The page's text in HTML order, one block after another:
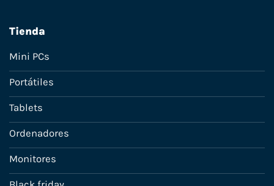
Tienda
Mini PCs
Portátiles
Tablets
Ordenadores
Monitores